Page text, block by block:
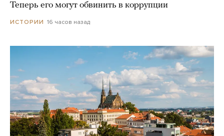
Теперь его могут обвинить в коррупции
ИСТОРИИ 16 часов назад